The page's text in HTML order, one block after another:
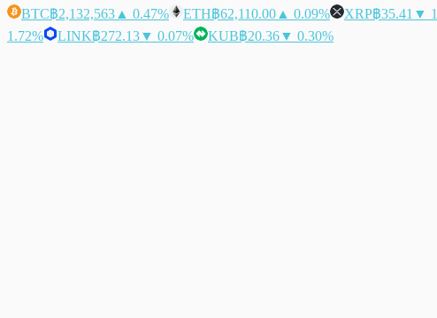
BTC฿2,132,563 ▲ 0.47% ETH฿62,110.00 ▲ 0.09% XRP฿35.41 ▼
1.72%
LINK฿272.13▼ 0.07% KUB฿20.36▼ 0.30%